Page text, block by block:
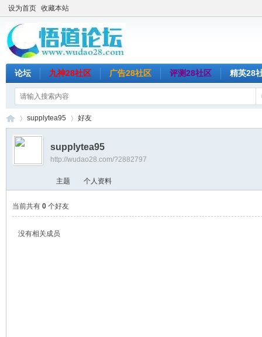
设为首页 收藏本站
论坛 九神28社区 广告28社区 评测28社区 精英28
›
supplytea95 好友
supplytea95
http://wudao28.com/?2882797
主题 个人资料
当前共有 0 个好友
没有相关成员